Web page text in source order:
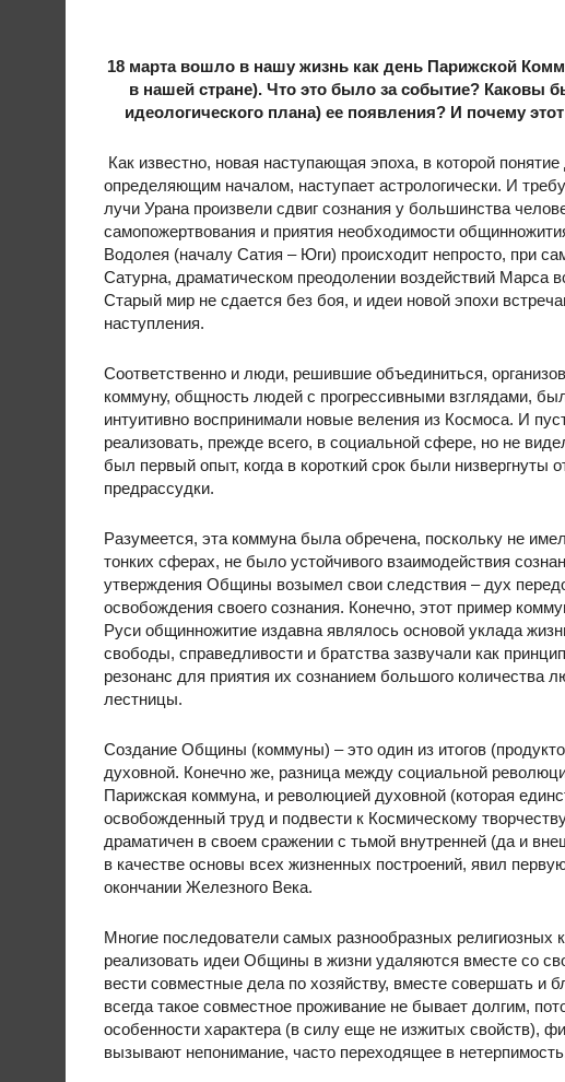
18 марта вошло в нашу жизнь как день Парижской
в нашей стране). Что это было за событие? Каковы
идеологического плана) ее появления? И почему
Как известно, новая наступающая эпоха, в которой
определяющим началом, наступает астрологически. И
лучи Урана произвели сдвиг сознания у большинства
самопожертвования и приятия необходимости
Водолея (началу Сатия – Юги) происходит непросто, при
Сатурна, драматическом преодолении воздействий
Старый мир не сдается без боя, и идеи новой эпохи
наступления.
Соответственно и люди, решившие объединиться,
коммуну, общность людей с прогрессивными взглядами,
интуитивно воспринимали новые веления из Космоса. И
реализовать, прежде всего, в социальной сфере, но не
был первый опыт, когда в короткий срок были
предрассудки.
Разумеется, эта коммуна была обречена, поскольку не
тонких сферах, не было устойчивого взаимодействия
утверждения Общины возымел свои следствия – дух
освобождения своего сознания. Конечно, этот пример
Руси общинножитие издавна являлось основой уклада
свободы, справедливости и братства зазвучали как
резонанс для приятия их сознанием большого количества
лестницы.
Создание Общины (коммуны) – это один из итогов
духовной. Конечно же, разница между социальной
Парижская коммуна, и революцией духовной (которая
освобожденный труд и подвести к Космическому
драматичен в своем сражении с тьмой внутренней (да и
в качестве основы всех жизненных построений, явил
окончании Железного Века.
Многие последователи самых разнообразных
реализовать идеи Общины в жизни удаляются вместе со
вести совместные дела по хозяйству, вместе совершать
всегда такое совместное проживание не бывает долгим,
особенности характера (в силу еще не изжитых свойств),
вызывают непонимание, часто переходящее в